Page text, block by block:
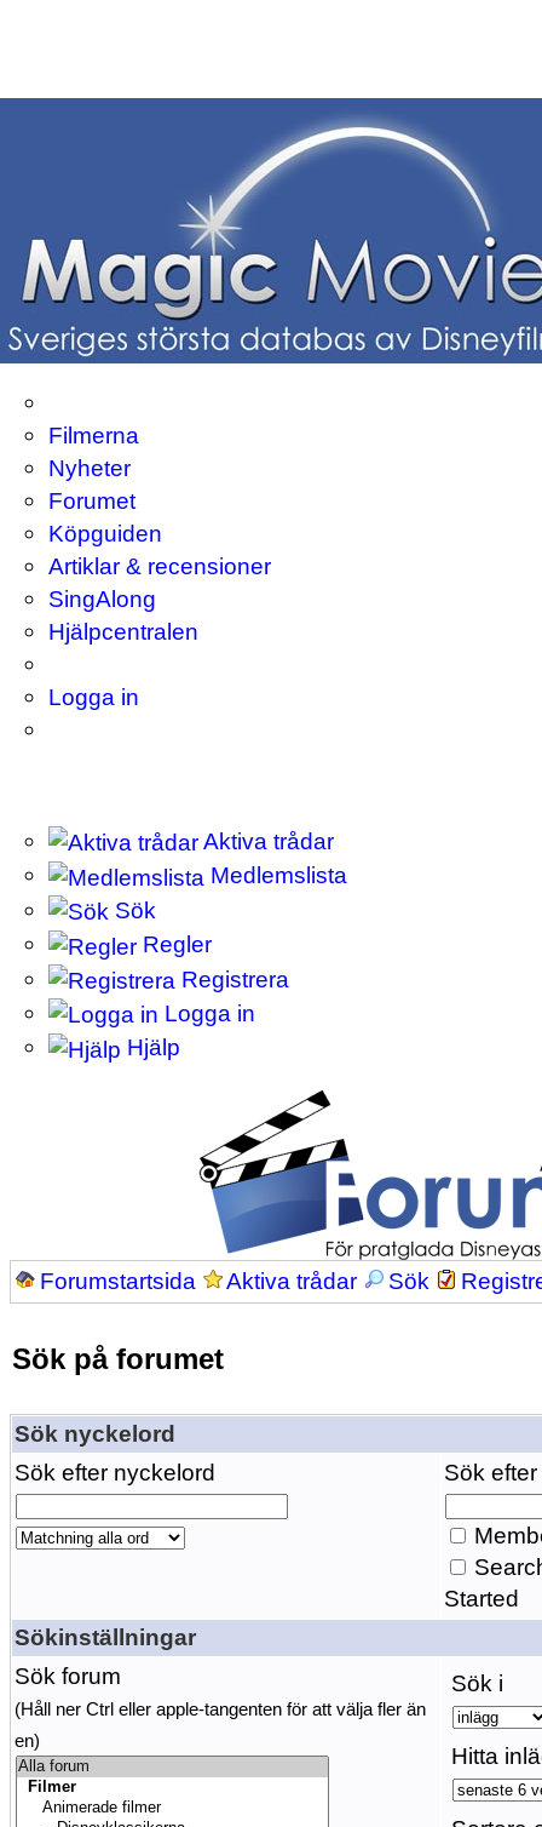
Filmerna
Nyheter
Forumet
Köpguiden
Artiklar & recensioner
SingAlong
Hjälpcentralen
Logga in
Aktiva trådar
Medlemslista
Sök
Regler
Registrera
Logga in
Hjälp
Forumstartsida Aktiva trådar Sök
Sök på forumet
Sök nyckelord
Sök efter nyckelord
Sök
Started
Sökinställningar
Sök forum
(Håll ner Ctrl eller apple-tangenten för att välja fler än
en)
Sök i
Hitta